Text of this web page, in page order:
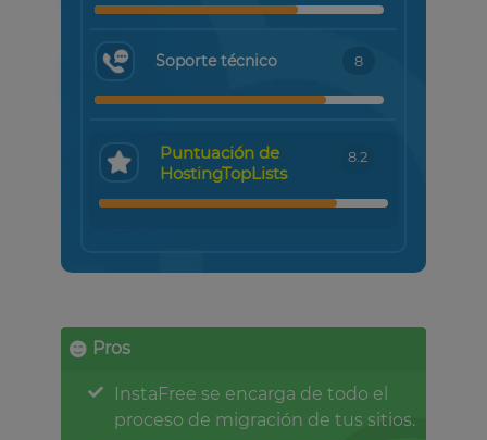
Soporte técnico 8
Puntuación de
HostingTopLists
8.2
Pros
InstaFree se encarga de todo el
proceso de migración de tus sitios.